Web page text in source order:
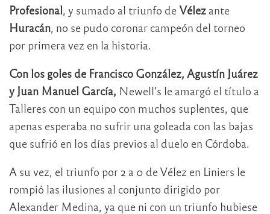
Profesional, y sumado al triunfo deVélez ante
Huracán, no se pudo coronar campeón del torneo
por primera vez en la historia.
Con los goles de Francisco González, Agustín Juárez
y Juan Manuel García, Newell’s le amargó el título a
Talleres con un equipo con muchos suplentes, que
apenas esperaba no sufrir una goleada con las bajas
que sufrió en los días previos al duelo en Córdoba.
A su vez, el triunfo por 2 a 0 de Vélez en Liniers le
rompió las ilusiones al conjunto dirigido por
Alexander Medina, ya que ni con un triunfo hubiese